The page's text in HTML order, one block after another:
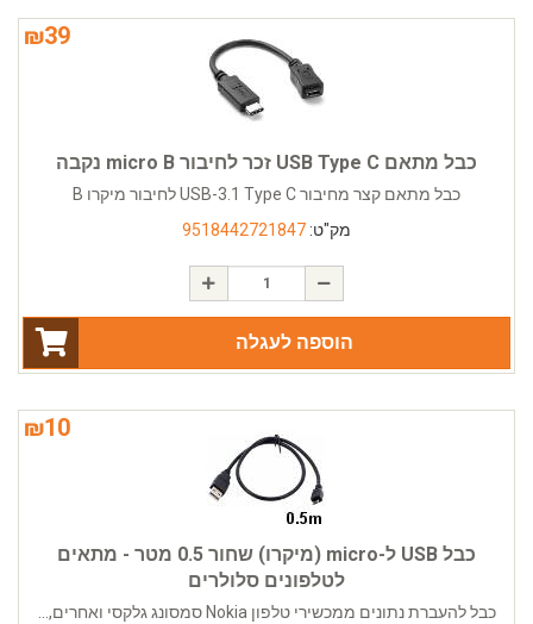
₪39
כבל מתאם USB Type C זכר לחיבור micro B נקבה
כבל מתאם קצר מחיבור USB-3.1 Type C לחיבור מיקרו B
מק"ט: 9518442721847
הוספה לעגלה
₪10
כבל USB ל-micro (מיקרו) שחור 0.5 מטר - מתאים
לטלפונים סלולרים
כבל להעברת נתונים ממכשירי טלפון Nokia סמסונג גלקסי ואחרים,...